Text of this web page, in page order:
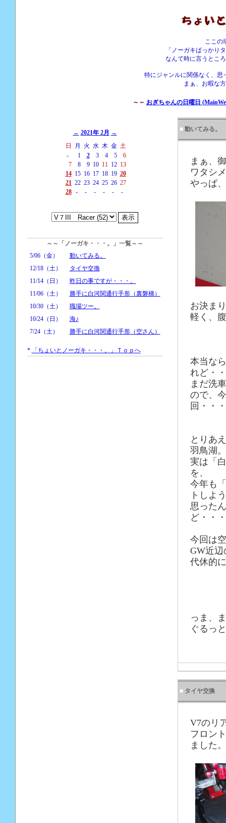
ここの
「ノーガキばっかり
なんて時に言うとこ
特にジャンルに関係なく、思
まぁ、お暇な
～～ おぎちゃんの日曜日
← 2021年 2月 →
日
月 火 水 木 金 土
-
1 2 3 4 5
6
7
8 9 10 11 12 13
14 15 16 17 18 19 20
21 22 23 24 25 26 27
28
- - - - - -
～～「ノーガキ・・・。」一覧～～
5/06（金）
動いてみる。
12/18（土）
タイヤ交換
11/14（日）
昨日の事ですが・・・。
11/06（土）
勝手に白河関通行手形（裏磐梯）
10/30（土）
職場ツー。
10/24（日）
海♪
7/24（土）
勝手に白河関通行手形（空さん）
* 「ちょいとノーガキ・・・。」Ｔｏｐへ
■ 動いてみる。
まぁ、
ワタシ
やっぱ
お決ま
軽く、
本当な
れど・
まだ洗
ので、
回・・
とりあ
羽鳥湖
実は「
を、
今年も
トしよ
思った
ど・・
今回は
GW近
代休的
っま、
ぐるっ
■ タイヤ交換
V7のリ
フロン
ました